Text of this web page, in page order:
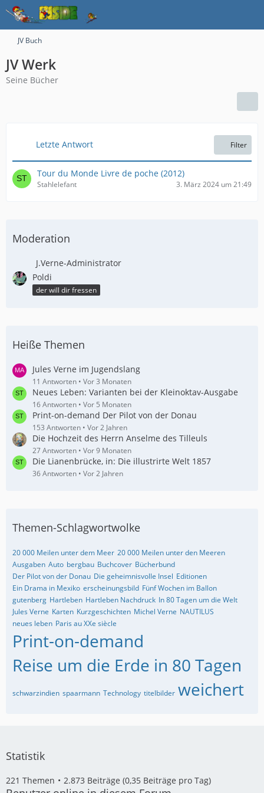
JV Buch
JV Werk
Seine Bücher
Letzte Antwort Filter
Tour du Monde Livre de poche (2012)
Stahlelefant 3. März 2024 um 21:49
Moderation
J.Verne-Administrator
Poldi
der will dir fressen
Heiße Themen
Jules Verne im Jugendslang
11 Antworten Vor 3 Monaten
Neues Leben: Varianten bei der Kleinoktav-Ausgabe
16 Antworten Vor 5 Monaten
Print-on-demand Der Pilot von der Donau
153 Antworten Vor 2 Jahren
Die Hochzeit des Herrn Anselme des Tilleuls
27 Antworten Vor 9 Monaten
Die Lianenbrücke, in: Die illustrirte Welt 1857
36 Antworten Vor 2 Jahren
Themen-Schlagwortwolke
20 000 Meilen unter dem Meer 20 000 Meilen unter den Meeren
Ausgaben Auto bergbau Buchcover Bücherbund
Der Pilot von der Donau Die geheimnisvolle Insel Editionen
Ein Drama in Mexiko erscheinungsbild Fünf Wochen im Ballon
gutenberg Hartleben Hartleben Nachdruck In 80 Tagen um die Welt
Jules Verne Karten Kurzgeschichten Michel Verne NAUTILUS
neues leben Paris au XXe siècle
Print-on-demand
Reise um die Erde in 80 Tagen
schwarzindien spaarmann Technology titelbilder weichert
Statistik
221 Themen 2.873 Beiträge (0,35 Beiträge pro Tag)